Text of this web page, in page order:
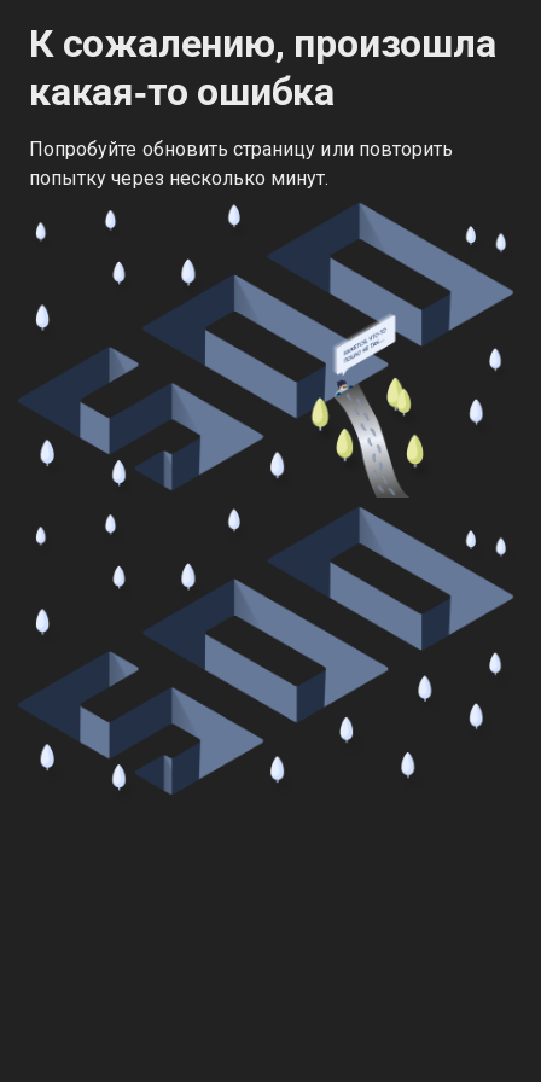
К сожалению, произошла
какая‑то ошибка
Попробуйте обновить страницу или повторить
попытку через несколько минут.